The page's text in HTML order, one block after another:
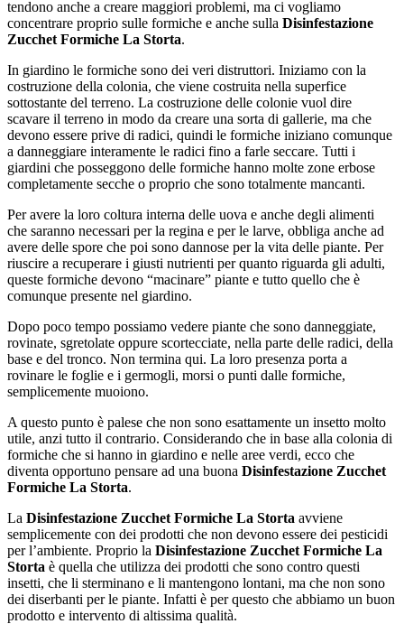
tendono anche a creare maggiori problemi, ma ci vogliamo
concentrare proprio sulle formiche e anche sulla Disinfestazione
Zucchet Formiche La Storta.
In giardino le formiche sono dei veri distruttori. Iniziamo con la
costruzione della colonia, che viene costruita nella superfice
sottostante del terreno. La costruzione delle colonie vuol dire
scavare il terreno in modo da creare una sorta di gallerie, ma che
devono essere prive di radici, quindi le formiche iniziano comunque
a danneggiare interamente le radici fino a farle seccare. Tutti i
giardini che posseggono delle formiche hanno molte zone erbose
completamente secche o proprio che sono totalmente mancanti.
Per avere la loro coltura interna delle uova e anche degli alimenti
che saranno necessari per la regina e per le larve, obbliga anche ad
avere delle spore che poi sono dannose per la vita delle piante. Per
riuscire a recuperare i giusti nutrienti per quanto riguarda gli adulti,
queste formiche devono “macinare” piante e tutto quello che è
comunque presente nel giardino.
Dopo poco tempo possiamo vedere piante che sono danneggiate,
rovinate, sgretolate oppure scortecciate, nella parte delle radici, della
base e del tronco. Non termina qui. La loro presenza porta a
rovinare le foglie e i germogli, morsi o punti dalle formiche,
semplicemente muoiono.
A questo punto è palese che non sono esattamente un insetto molto
utile, anzi tutto il contrario. Considerando che in base alla colonia di
formiche che si hanno in giardino e nelle aree verdi, ecco che
diventa opportuno pensare ad una buona Disinfestazione Zucchet
Formiche La Storta.
La Disinfestazione Zucchet Formiche La Storta avviene
semplicemente con dei prodotti che non devono essere dei pesticidi
per l’ambiente. Proprio la Disinfestazione Zucchet Formiche La
Storta è quella che utilizza dei prodotti che sono contro questi
insetti, che li sterminano e li mantengono lontani, ma che non sono
dei diserbanti per le piante. Infatti è per questo che abbiamo un buon
prodotto e intervento di altissima qualità.